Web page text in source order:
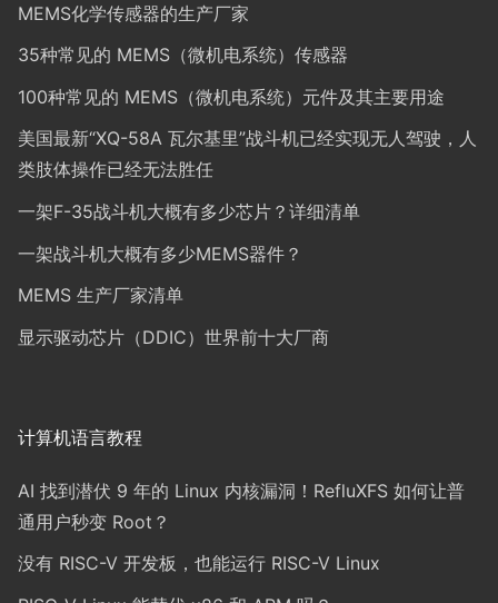
MEMS化学传感器的生产厂家
35种常见的 MEMS（微机电系统）传感器
100种常见的 MEMS（微机电系统）元件及其主要用途
美国最新“XQ-58A 瓦尔基里”战斗机已经实现无人驾驶，人
类肢体操作已经无法胜任
一架F-35战斗机大概有多少芯片？详细清单
一架战斗机大概有多少MEMS器件？
MEMS 生产厂家清单
显示驱动芯片（DDIC）世界前十大厂商
计算机语言教程
AI 找到潜伏 9 年的 Linux 内核漏洞！RefluXFS 如何让普
通用户秒变 Root？
没有 RISC-V 开发板，也能运行 RISC-V Linux